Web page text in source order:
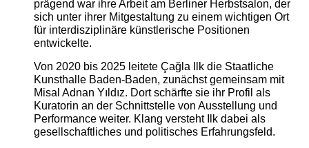
prägend war ihre Arbeit am Berliner Herbstsalon, der
sich unter ihrer Mitgestaltung zu einem wichtigen Ort
für interdisziplinäre künstlerische Positionen
entwickelte.
Von 2020 bis 2025 leitete Çağla Ilk die Staatliche
Kunsthalle Baden-Baden, zunächst gemeinsam mit
Misal Adnan Yıldız. Dort schärfte sie ihr Profil als
Kuratorin an der Schnittstelle von Ausstellung und
Performance weiter. Klang versteht Ilk dabei als
gesellschaftliches und politisches Erfahrungsfeld.